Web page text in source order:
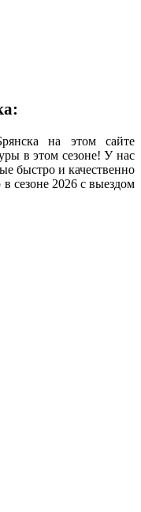
на этом сайте
в этом сезоне! У нас
быстро и качественно
сезоне 2026 с выездом